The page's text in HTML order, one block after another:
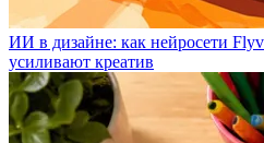
ИИ в дизайне: как нейросети
усиливают креатив